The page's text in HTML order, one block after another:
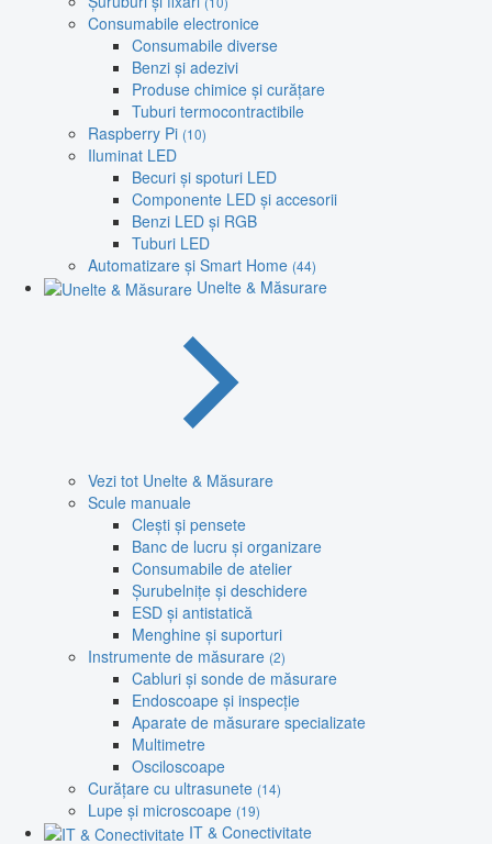
Consumabile electronice
Consumabile diverse
Benzi și adezivi
Produse chimice și curățare
Tuburi termocontractibile
Raspberry Pi (10)
Iluminat LED
Becuri și spoturi LED
Componente LED și accesorii
Benzi LED și RGB
Tuburi LED
Automatizare și Smart Home (44)
Unelte & Măsurare
Vezi tot Unelte & Măsurare
Scule manuale
Clești și pensete
Banc de lucru și organizare
Consumabile de atelier
Șurubelnițe și deschidere
ESD și antistatică
Menghine și suporturi
Instrumente de măsurare (2)
Cabluri și sonde de măsurare
Endoscoape și inspecție
Aparate de măsurare specializate
Multimetre
Osciloscoape
Curățare cu ultrasunete (14)
Lupe și microscoape (19)
IT & Conectivitate